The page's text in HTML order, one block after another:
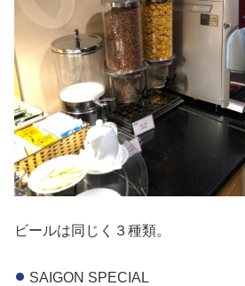
ビールは同じく３種類。
SAIGON SPECIAL